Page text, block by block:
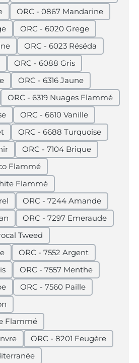
ORC - 0867 Mandarine
ORC - 6020 Grege
ORC - 6023 Réséda
ORC - 6088 Gris
ORC - 6316 Jaune
ORC - 6319 Nuages Flammé
ORC - 6610 Vanille
ORC - 6688 Turquoise
ORC - 7104 Brique
Flammé
Flammé
ORC - 7244 Amande
ORC - 7297 Emeraude
Tweed
ORC - 7552 Argent
ORC - 7557 Menthe
ORC - 7560 Paille
Flammé
ORC - 8201 Feugère